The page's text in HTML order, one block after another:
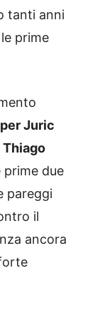
tanti anni
prime
Juric
Thiago
prime due
pareggi
il
ancora